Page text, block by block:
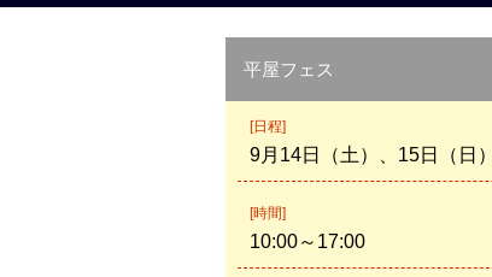
平屋フェス
[日程]
9月14日（土）、15日（日
[時間]
10:00～17:00